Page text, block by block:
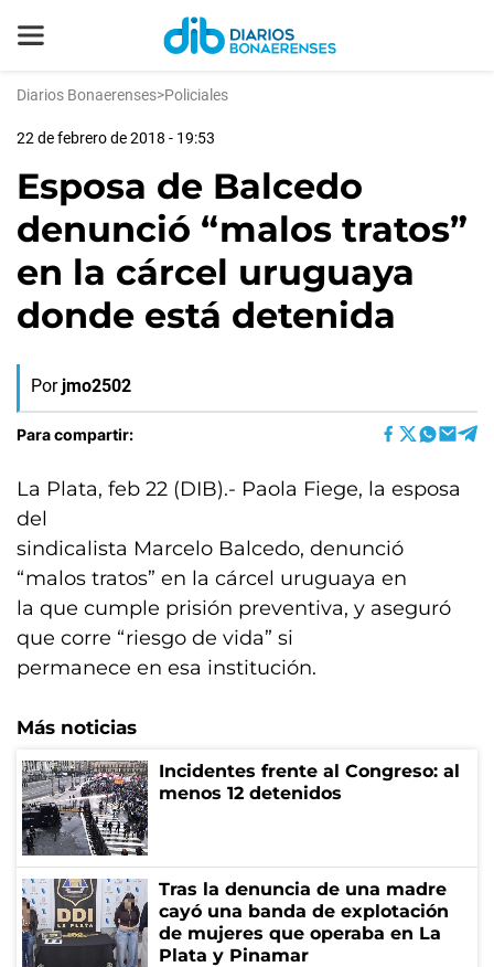
Diarios Bonaerenses>Policiales
22 de febrero de 2018 - 19:53
Esposa de Balcedo
denunció “malos tratos”
en la cárcel uruguaya
donde está detenida
Por jmo2502
Para compartir:
La Plata, feb 22 (DIB).- Paola Fiege, la esposa
del
sindicalista Marcelo Balcedo, denunció
“malos tratos” en la cárcel uruguaya en
la que cumple prisión preventiva, y aseguró
que corre “riesgo de vida” si
permanece en esa institución.
Más noticias
Incidentes frente al Congreso: al
menos 12 detenidos
Tras la denuncia de una madre
cayó una banda de explotación
de mujeres que operaba en La
Plata y Pinamar